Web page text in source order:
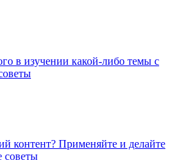
в изучении какой-либо темы с
контент? Применяйте и делайте
советы